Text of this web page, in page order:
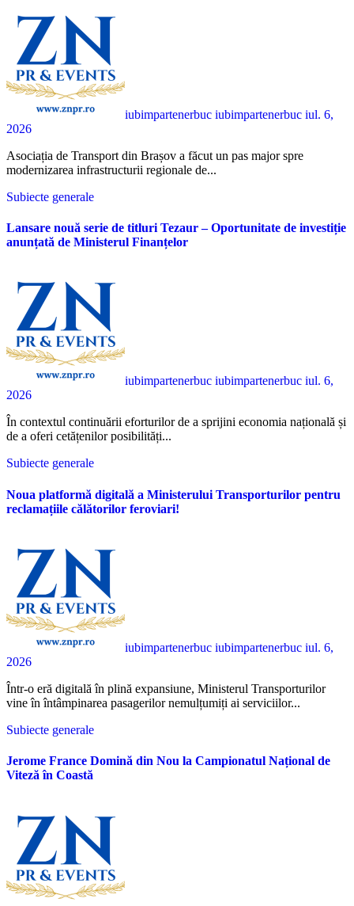
iubimpartenerbuc iubimpartenerbuc iul. 6,
2026
Asociația de Transport din Brașov a făcut un pas major spre
modernizarea infrastructurii regionale de...
Subiecte generale
Lansare nouă serie de titluri Tezaur – Oportunitate de investiție
anunțată de Ministerul Finanțelor
iubimpartenerbuc iubimpartenerbuc iul. 6,
2026
În contextul continuării eforturilor de a sprijini economia națională și
de a oferi cetățenilor posibilități...
Subiecte generale
Noua platformă digitală a Ministerului Transporturilor pentru
reclamațiile călătorilor feroviari!
iubimpartenerbuc iubimpartenerbuc iul. 6,
2026
Într-o eră digitală în plină expansiune, Ministerul Transporturilor
vine în întâmpinarea pasagerilor nemulțumiți ai serviciilor...
Subiecte generale
Jerome France Domină din Nou la Campionatul Național de
Viteză în Coastă